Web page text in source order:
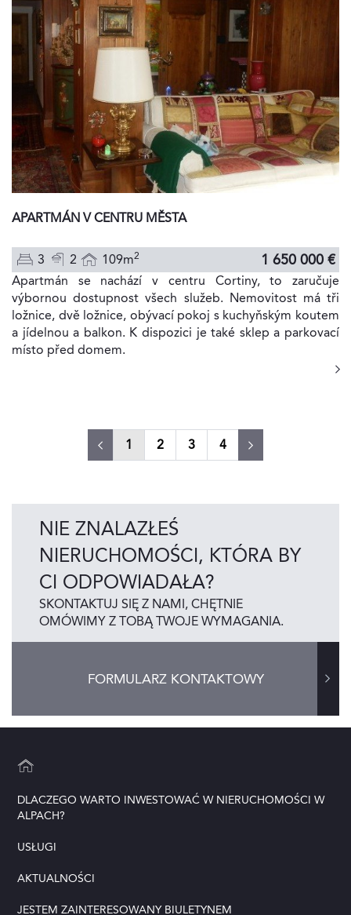
APARTMÁN V CENTRU MĚSTA
3 2 109m2 1 650 000 €
Apartmán se nachází v centru Cortiny, to zaručuje
výbornou dostupnost všech služeb. Nemovitost má tři
ložnice, dvě ložnice, obývací pokoj s kuchyňským koutem
a jídelnou a balkon. K dispozici je také sklep a parkovací
místo před domem.
1 (current)
2 3 4
NIE ZNALAZŁEŚ
NIERUCHOMOŚCI, KTÓRA BY
CI ODPOWIADAŁA?
SKONTAKTUJ SIĘ Z NAMI, CHĘTNIE
OMÓWIMY Z TOBĄ TWOJE WYMAGANIA.
FORMULARZ KONTAKTOWY
DLACZEGO WARTO INWESTOWAĆ W NIERUCHOMOŚCI W
ALPACH?
USŁUGI
AKTUALNOŚCI
JESTEM ZAINTERESOWANY BIULETYNEM